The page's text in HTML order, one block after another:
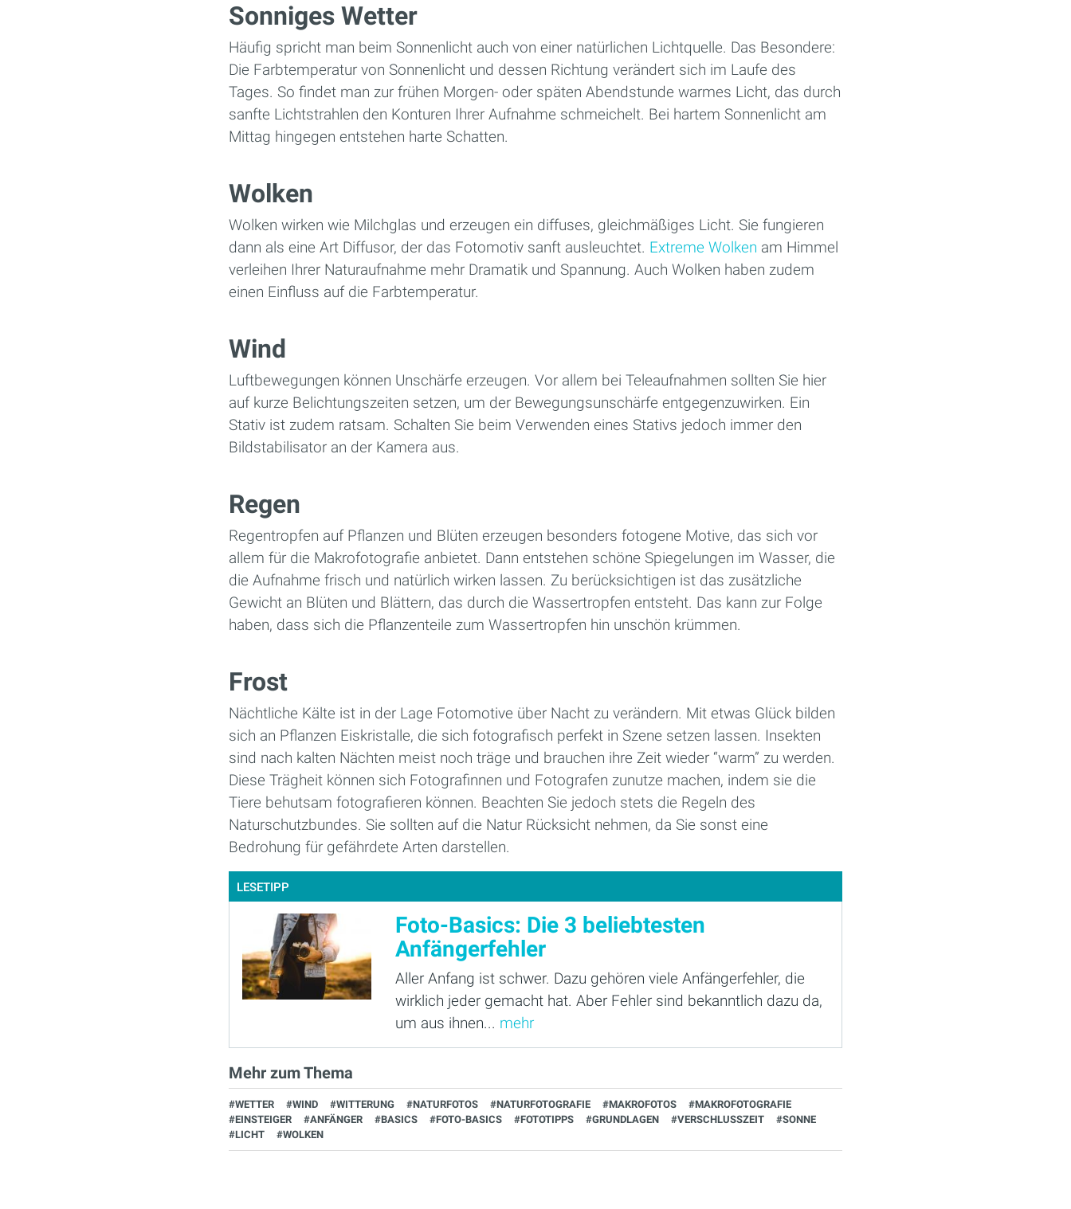
Sonniges Wetter
Häufig spricht man beim Sonnenlicht auch von einer natürlichen Lichtquelle. Das Besondere:
Die Farbtemperatur von Sonnenlicht und dessen Richtung verändert sich im Laufe des
Tages. So findet man zur frühen Morgen- oder späten Abendstunde warmes Licht, das durch
sanfte Lichtstrahlen den Konturen Ihrer Aufnahme schmeichelt. Bei hartem Sonnenlicht am
Mittag hingegen entstehen harte Schatten.
Wolken
Wolken wirken wie Milchglas und erzeugen ein diffuses, gleichmäßiges Licht. Sie fungieren
dann als eine Art Diffusor, der das Fotomotiv sanft ausleuchtet. Extreme Wolken am Himmel
verleihen Ihrer Naturaufnahme mehr Dramatik und Spannung. Auch Wolken haben zudem
einen Einfluss auf die Farbtemperatur.
Wind
Luftbewegungen können Unschärfe erzeugen. Vor allem bei Teleaufnahmen sollten Sie hier
auf kurze Belichtungszeiten setzen, um der Bewegungsunschärfe entgegenzuwirken. Ein
Stativ ist zudem ratsam. Schalten Sie beim Verwenden eines Stativs jedoch immer den
Bildstabilisator an der Kamera aus.
Regen
Regentropfen auf Pflanzen und Blüten erzeugen besonders fotogene Motive, das sich vor
allem für die Makrofotografie anbietet. Dann entstehen schöne Spiegelungen im Wasser, die
die Aufnahme frisch und natürlich wirken lassen. Zu berücksichtigen ist das zusätzliche
Gewicht an Blüten und Blättern, das durch die Wassertropfen entsteht. Das kann zur Folge
haben, dass sich die Pflanzenteile zum Wassertropfen hin unschön krümmen.
Frost
Nächtliche Kälte ist in der Lage Fotomotive über Nacht zu verändern. Mit etwas Glück bilden
sich an Pflanzen Eiskristalle, die sich fotografisch perfekt in Szene setzen lassen. Insekten
sind nach kalten Nächten meist noch träge und brauchen ihre Zeit wieder “warm” zu werden.
Diese Trägheit können sich Fotografinnen und Fotografen zunutze machen, indem sie die
Tiere behutsam fotografieren können. Beachten Sie jedoch stets die Regeln des
Naturschutzbundes. Sie sollten auf die Natur Rücksicht nehmen, da Sie sonst eine
Bedrohung für gefährdete Arten darstellen.
LESETIPP
Foto-Basics: Die 3 beliebtesten
Anfängerfehler
Aller Anfang ist schwer. Dazu gehören viele Anfängerfehler, die
wirklich jeder gemacht hat. Aber Fehler sind bekanntlich dazu da,
um aus ihnen... mehr
Mehr zum Thema
#WETTER #WIND #WITTERUNG #NATURFOTOS #NATURFOTOGRAFIE #MAKROFOTOS
#MAKROFOTOGRAFIE
#EINSTEIGER
#ANFÄNGER #BASICS #FOTO-BASICS #FOTOTIPPS #GRUNDLAGEN #VERSCHLUSSZEIT
#SONNE
#LICHT
#WOLKEN